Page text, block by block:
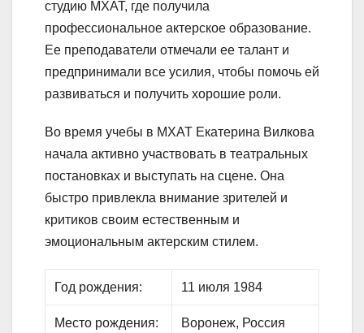
студию МХАТ, где получила
профессиональное актерское образование.
Ее преподаватели отмечали ее талант и
предпринимали все усилия, чтобы помочь ей
развиваться и получить хорошие роли.
Во время учебы в МХАТ Екатерина Вилкова
начала активно участвовать в театральных
постановках и выступать на сцене. Она
быстро привлекла внимание зрителей и
критиков своим естественным и
эмоциональным актерским стилем.
Год рождения: 11 июля 1984
Место рождения: Воронеж, Россия